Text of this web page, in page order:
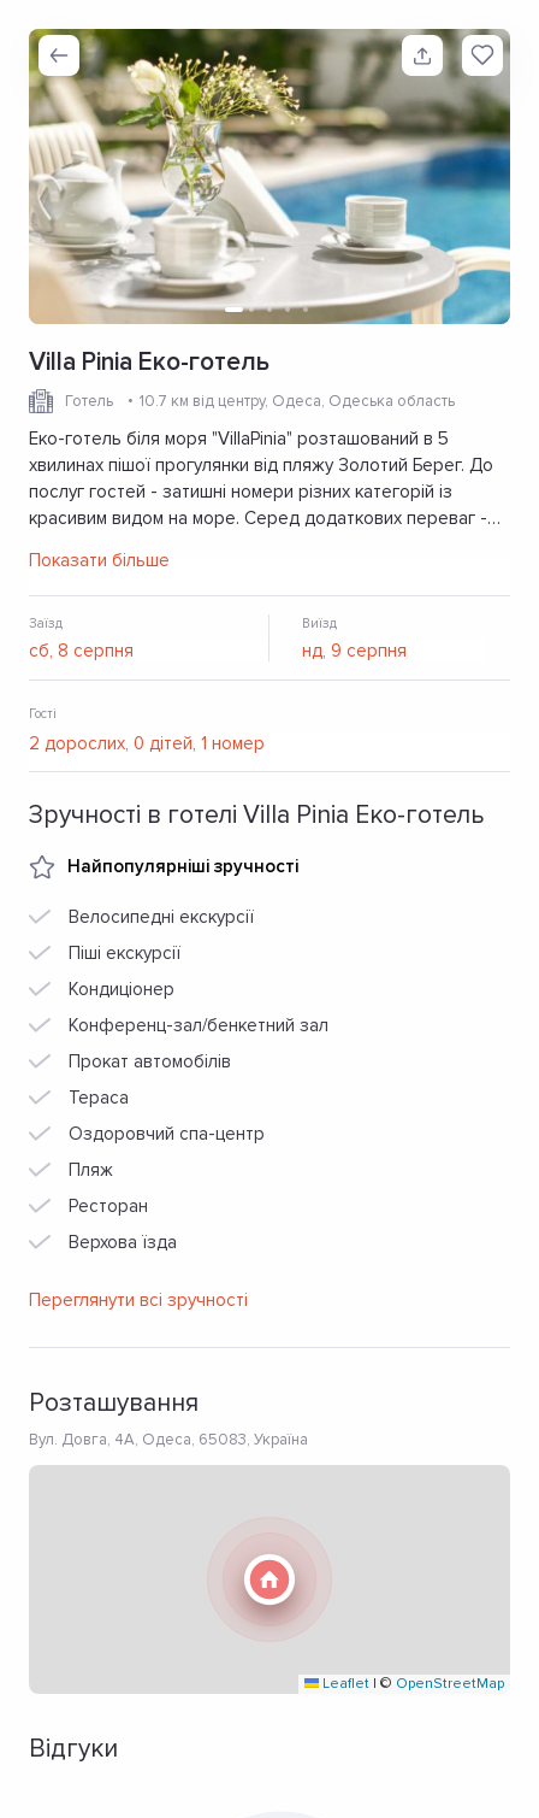
Villa Pinia Еко-готель
Готель 10.7 км від центру, Одеса, Одеська область
Еко-готель біля моря "VillaPinia" розташований в 5
хвилинах пішої прогулянки від пляжу Золотий Берег. До
послуг гостей - затишні номери різних категорій із
красивим видом на море. Серед додаткових переваг -
фермерських продуктів, СПА-комплекс з широким
вибором процедур.
Показати більше
Заїзд Виїзд
Гості
Зручності в готелі Villa Pinia Еко-готель
Найпопулярніші зручності
Велосипедні екскурсії
Піші екскурсії
Кондиціонер
Конференц-зал/бенкетний зал
Прокат автомобілів
Тераса
Оздоровчий спа-центр
Пляж
Ресторан
Верхова їзда
Переглянути всі зручності
Розташування
Вул. Довга, 4A, Одеса, 65083, Україна
Leaflet | © OpenStreetMap
Відгуки